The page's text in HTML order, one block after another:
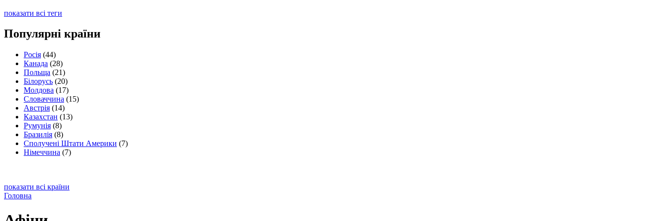
показати всі теги
Популярні країни
Росія (44)
Канада (28)
Польща (21)
Білорусь (20)
Молдова (17)
Словаччина (15)
Австрія (14)
Казахстан (13)
Румунія (8)
Бразилія (8)
Сполучені Штати Америки (7)
Німеччина (7)
показати всі країни
Головна